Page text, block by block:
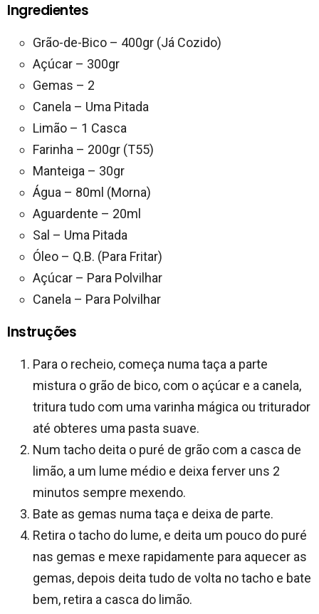
Ingredientes
Grão-de-Bico – 400gr (Já Cozido)
Açúcar – 300gr
Gemas – 2
Canela – Uma Pitada
Limão – 1 Casca
Farinha – 200gr (T55)
Manteiga – 30gr
Água – 80ml (Morna)
Aguardente – 20ml
Sal – Uma Pitada
Óleo – Q.B. (Para Fritar)
Açúcar – Para Polvilhar
Canela – Para Polvilhar
Instruções
Para o recheio, começa numa taça a parte
mistura o grão de bico, com o açúcar e a canela,
tritura tudo com uma varinha mágica ou triturador
até obteres uma pasta suave.
Num tacho deita o puré de grão com a casca de
limão, a um lume médio e deixa ferver uns 2
minutos sempre mexendo.
Bate as gemas numa taça e deixa de parte.
Retira o tacho do lume, e deita um pouco do puré
nas gemas e mexe rapidamente para aquecer as
gemas, depois deita tudo de volta no tacho e bate
bem, retira a casca do limão.